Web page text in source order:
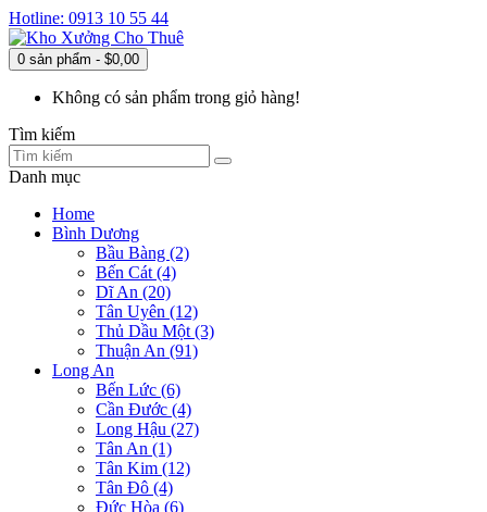
Hotline: 0913 10 55 44
0 sản phẩm - $0,00
Không có sản phẩm trong giỏ hàng!
Tìm kiếm
Danh mục
Home
Bình Dương
Bầu Bàng (2)
Bến Cát (4)
Dĩ An (20)
Tân Uyên (12)
Thủ Dầu Một (3)
Thuận An (91)
Long An
Bến Lức (6)
Cần Đước (4)
Long Hậu (27)
Tân An (1)
Tân Kim (12)
Tân Đô (4)
Đức Hòa (6)